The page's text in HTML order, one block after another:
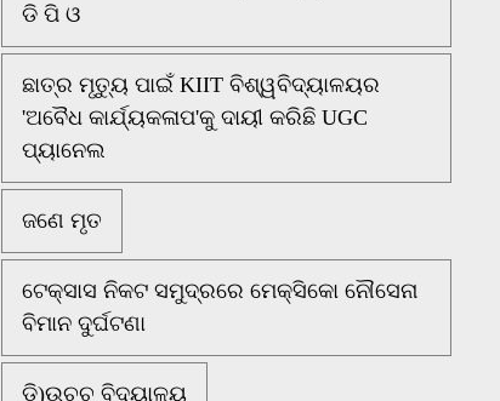
ଡି ପି ଓ
ଛାତ୍ର ମୃତ୍ୟୁ ପାଇଁ KIIT ବିଶ୍ୱବିଦ୍ୟାଳୟର
'ଅବୈଧ କାର୍ଯ୍ୟକଳାପ'କୁ ଦାୟୀ କରିଛି UGC
ପ୍ୟାନେଲ
ଜଣେ ମୃତ
ଟେକ୍ସାସ ନିକଟ ସମୁଦ୍ରରେ ମେକ୍ସିକୋ ନୌସେନା
ବିମାନ ଦୁର୍ଘଟଣା
ଡି)ଉଚ୍ଚ ବିଦ୍ୟାଳୟ